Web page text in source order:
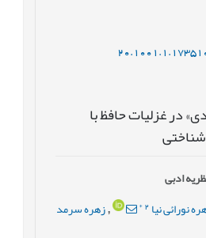
در غزلیات حافظ با
ادبی
نورائی نیا2
*
,زهره سرمد